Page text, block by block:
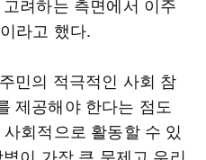
라고 했다.
민의 적극적인 사회 참
제공해야 한다는 점도
회적으로 활동할 수 있